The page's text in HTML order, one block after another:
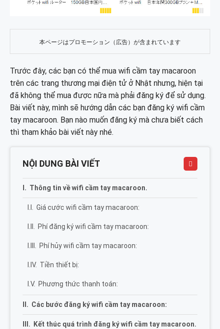
本ページはプロモーション（広告）が含まれています
Trước đây, các bạn có thể mua wifi cầm tay macaroon
trên các trang thương mại điện tử ở Nhật nhưng, hiện tại
đã không thể mua được nữa mà phải đăng ký để sử dụng.
Bài viết này, mình sẽ hướng dẫn các bạn đăng ký wifi cầm
tay macaroon. Bạn nào muốn đăng ký mà chưa biết cách
thì tham khảo bài viết này nhé.
NỘI DUNG BÀI VIẾT
Thông tin về wifi cầm tay macaroon.
Giá cước wifi cầm tay macaroon:
Phí đăng ký wifi cầm tay macaroon:
Phí hủy wifi cầm tay macaroon:
Tiền thiết bị:
Phương thức thanh toán:
Các bước đăng ký wifi cầm tay macaroon:
Kết thúc quá trình đăng ký wifi cầm tay macaroon.